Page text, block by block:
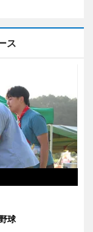
ス
球